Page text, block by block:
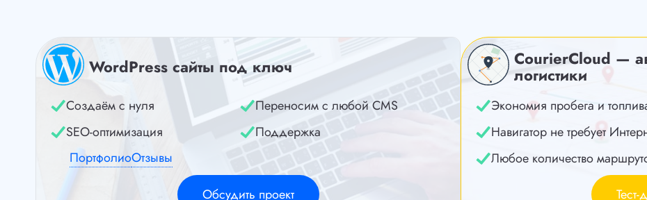
WordPress сайты под ключ
Создаём с нуля
Переносим с любой CMS
SEO-оптимизация
Поддержка
ПортфолиоОтзывы
Обсудить проект
CourierCloud —
логистики
Экономия пробега и
Навигатор не требует
Любое количество